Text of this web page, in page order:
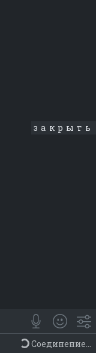
закрыть
😀 Emoji
Объекты
Соединение...